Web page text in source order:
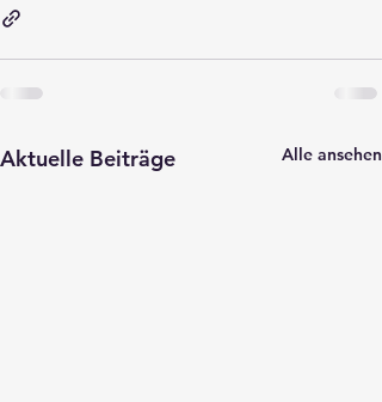
Aktuelle Beiträge Alle ansehen